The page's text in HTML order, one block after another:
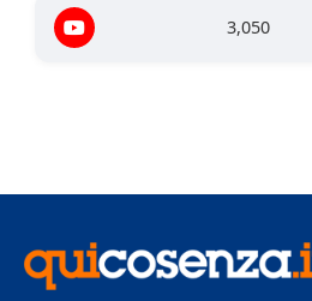
3,050